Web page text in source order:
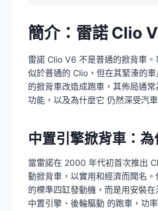
簡介：雷諾 Clio
雷諾 Clio V6 不是普通的掀背車
似於普通的 Clio，但在其緊湊的
的掀背車改造成跑車，其佈局通
功能，以及為什麼它 仍然深受汽
中置引擎掀背車：
當雷諾在 2000 年代初首次推出
動掀背車，以實用和經濟而聞名
的標準四缸發動機，而是用安裝
中置引擎、後輪驅動 的跑車，功